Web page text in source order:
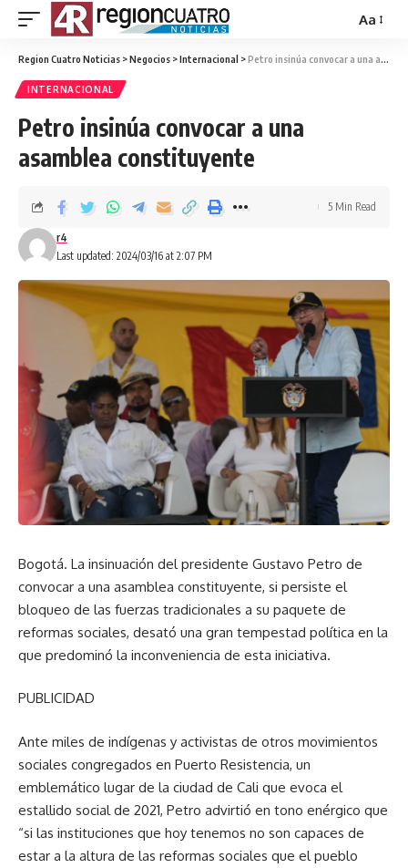
Aa
Region Cuatro Noticias >Negocios >Internacional >Petro insinúa convocar a una asamblea constituyente
INTERNACIONAL
Petro insinúa convocar a una
asamblea constituyente
Last updated: 2024/03/16 at 2:07 PM
r4
5 Min Read
Bogotá. La insinuación del presidente Gustavo Petro de
convocar a una asamblea constituyente, si persiste el
bloqueo de las fuerzas tradicionales a su paquete de
reformas sociales, desató una gran tempestad política en la
que predominó la inconveniencia de esta iniciativa.
PUBLICIDAD
Ante miles de indígenas y activistas de otros movimientos
sociales congregados en Puerto Resistencia, un
emblemático lugar de la ciudad de Cali que evoca el
estallido social de 2021, Petro advirtió en tono enérgico que
“si las instituciones que hoy tenemos no son capaces de
estar a la altura de las reformas sociales que el pueblo